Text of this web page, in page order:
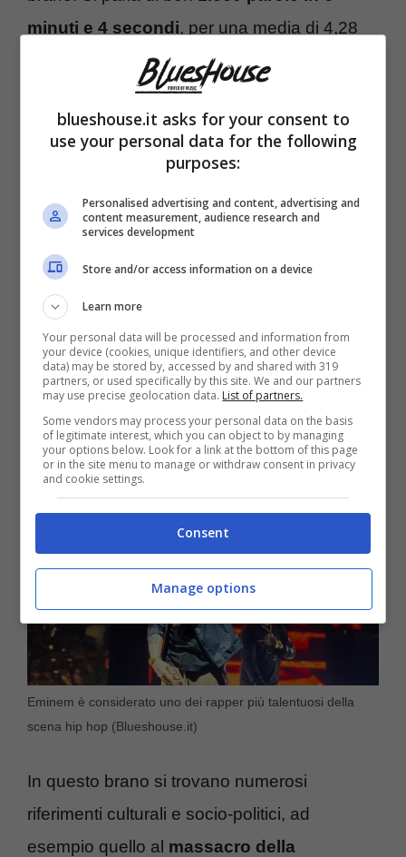
minuti e 4 secondi, per una media di 4,28
parole al secondo.
Record di parole pronunciate in un
singolo brano: il rapper finisce nel libro
dei primati
Eminem è considerato uno dei rapper più talentuosi della
scena hip hop (Blueshouse.it)
In questo brano si trovano numerosi
riferimenti culturali e socio-politici, ad
esempio quello al massacro della
blueshouse.it asks for your consent to
use your personal data for the following
purposes:
Personalised advertising and content, advertising and
content measurement, audience research and
services development
Store and/or access information on a device
Learn more
Your personal data will be processed and information from
your device (cookies, unique identifiers, and other device
data) may be stored by, accessed by and shared with 319
partners, or used specifically by this site. We and our partners
may use precise geolocation data. List of partners.
Some vendors may process your personal data on the basis
of legitimate interest, which you can object to by managing
your options below. Look for a link at the bottom of this page
or in the site menu to manage or withdraw consent in privacy
and cookie settings.
Consent
Manage options